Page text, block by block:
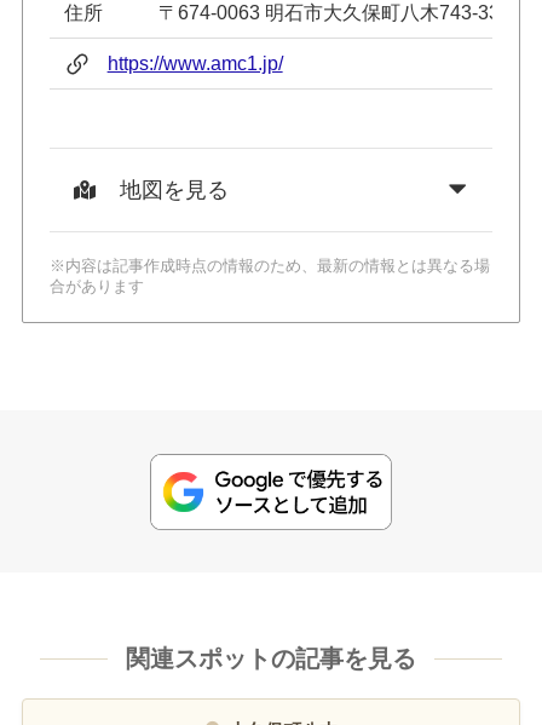
住所 〒674-0063 明石市大久保町八木743-33
https://www.amc1.jp/
地図を見る
※内容は記事作成時点の情報のため、最新の情報とは異なる場
合があります
関連スポットの記事を見る